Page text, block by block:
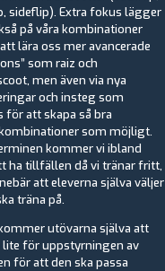
sideflip). Extra fokus lägger
på våra kombinationer
lära oss mer avancerade
som raiz och
men även via nya
och insteg som
för att skapa så bra
som möjligt.
kommer vi ibland
ha tillfällen då vi tränar fritt,
att eleverna själva väljer
träna på.
utövarna själva att
lite för uppstyrningen av
för att den ska passa